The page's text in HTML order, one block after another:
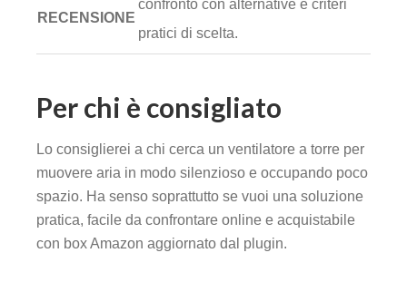
RECENSIONE
confronto con alternative e criteri
pratici di scelta.
Per chi è consigliato
Lo consiglierei a chi cerca un ventilatore a torre per
muovere aria in modo silenzioso e occupando poco
spazio. Ha senso soprattutto se vuoi una soluzione
pratica, facile da confrontare online e acquistabile
con box Amazon aggiornato dal plugin.